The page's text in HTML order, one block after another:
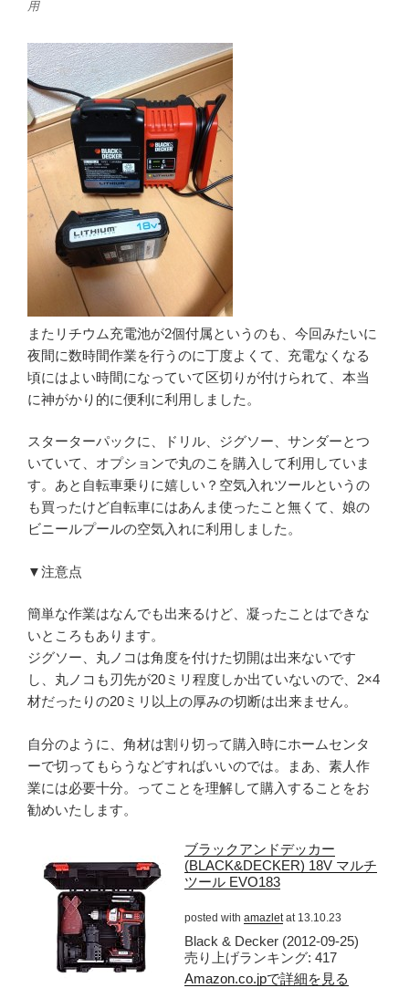
用
またリチウム充電池が2個付属というのも、今回みたいに
夜間に数時間作業を行うのに丁度よくて、充電なくなる
頃にはよい時間になっていて区切りが付けられて、本当
に神がかり的に便利に利用しました。
スターターパックに、ドリル、ジグソー、サンダーとつ
いていて、オプションで丸のこを購入して利用していま
す。あと自転車乗りに嬉しい？空気入れツールというの
も買ったけど自転車にはあんま使ったこと無くて、娘の
ビニールプールの空気入れに利用しました。
▼注意点
簡単な作業はなんでも出来るけど、凝ったことはできな
いところもあります。
ジグソー、丸ノコは角度を付けた切開は出来ないです
し、丸ノコも刃先が20ミリ程度しか出ていないので、2×4
材だったりの20ミリ以上の厚みの切断は出来ません。
自分のように、角材は割り切って購入時にホームセンタ
ーで切ってもらうなどすればいいのでは。まあ、素人作
業には必要十分。ってことを理解して購入することをお
勧めいたします。
ブラックアンドデッカー
(BLACK&DECKER) 18V マルチ
ツール EVO183
posted with amazletat 13.10.23
Black & Decker (2012-09-25)
売り上げランキング: 417
Amazon.co.jpで詳細を見る